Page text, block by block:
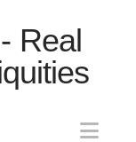
Real